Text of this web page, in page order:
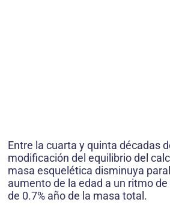
Entre la cuarta y quinta décadas
modificación del equilibrio del
masa esquelética disminuya
aumento de la edad a un ritmo
de 0.7% año de la masa total.